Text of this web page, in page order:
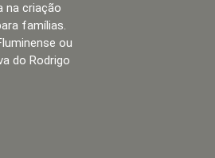
na criação
famílias.
ou
do Rodrigo